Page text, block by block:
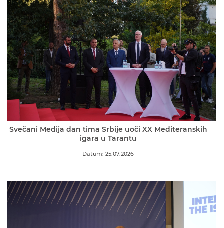
Svečani Medija dan tima Srbije uoči XX Mediteranskih
igara u Tarantu
Datum: 25.07.2026